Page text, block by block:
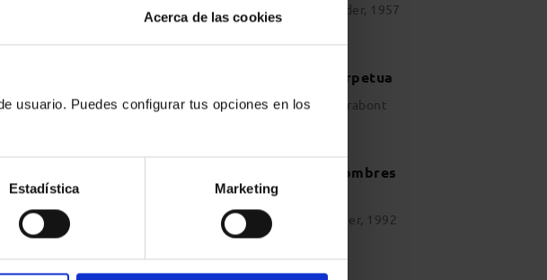
Acerca de las cookies
usuario. Puedes configurar tus opciones en los
Estadística Marketing
Dir: Billy Wilder, 1957
Cadena perpetua
Dir: Frank Darabont
Algunos hombres
buenos
Dir: Rob Reiner, 1992